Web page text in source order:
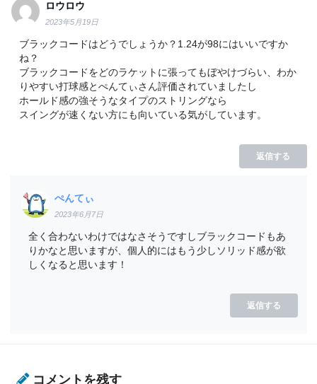
ロウロウ
2023年5月19日
ブラックコードはどうでしょうか？1.24が98にはいいですか
ね？
ブラックコードをどのラケットに張ってもぼやけづらい、わか
りやすい打球感とぺんてぃさん評価されていましたし
ホールド感の強そうなタイプのストリングなら
スイングが速くない方にも向いている気がしています。
返信する
ぺんてぃ
2023年6月7日
全く合わないわけではなさそうですしブラックコードもあ
りかなと思いますが、個人的にはもう少しソリッド感が欲
しくなると思います！
返信する
コメントを残す